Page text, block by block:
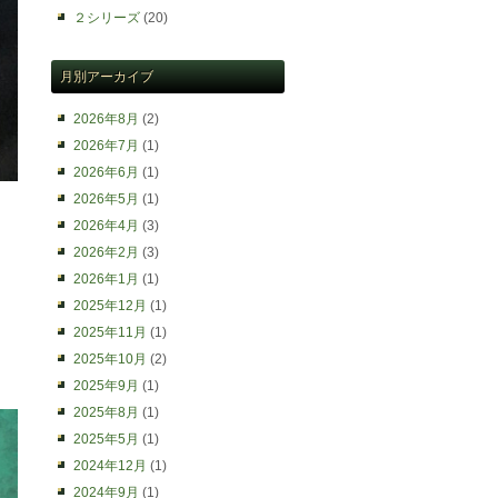
２シリーズ (20)
月別アーカイブ
2026年8月 (2)
2026年7月 (1)
2026年6月 (1)
2026年5月 (1)
2026年4月 (3)
2026年2月 (3)
2026年1月 (1)
2025年12月 (1)
2025年11月 (1)
2025年10月 (2)
2025年9月 (1)
2025年8月 (1)
2025年5月 (1)
2024年12月 (1)
2024年9月 (1)